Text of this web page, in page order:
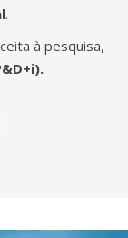
.
à pesquisa,